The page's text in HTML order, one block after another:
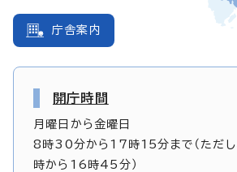
庁舎案内
開庁時間
月曜日から金曜日
8時30分から17時15分まで（ただし
時から16時45分）